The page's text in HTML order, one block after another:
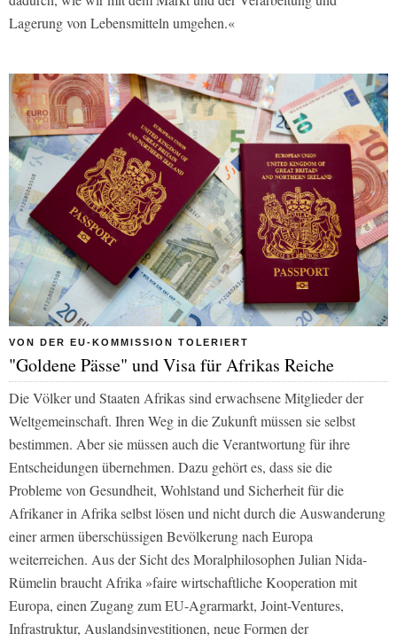
Lagerung von Lebensmitteln umgehen.«
VON DER EU-KOMMISSION TOLERIERT
"Goldene Pässe" und Visa für Afrikas Reiche
Die Völker und Staaten Afrikas sind erwachsene Mitglieder der
Weltgemeinschaft. Ihren Weg in die Zukunft müssen sie selbst
bestimmen. Aber sie müssen auch die Verantwortung für ihre
Entscheidungen übernehmen. Dazu gehört es, dass sie die
Probleme von Gesundheit, Wohlstand und Sicherheit für die
Afrikaner in Afrika selbst lösen und nicht durch die Auswanderung
einer armen überschüssigen Bevölkerung nach Europa
weiterreichen. Aus der Sicht des Moralphilosophen Julian Nida-
Rümelin braucht Afrika »faire wirtschaftliche Kooperation mit
Europa, einen Zugang zum EU-Agrarmarkt, Joint-Ventures,
Infrastruktur, Auslandsinvestitionen, neue Formen der